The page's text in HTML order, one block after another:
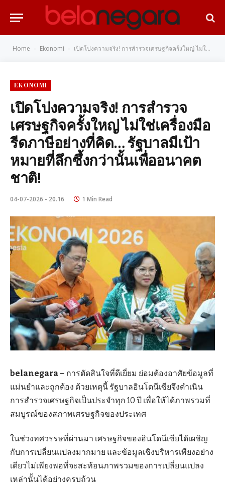
Home - Ekonomi - เปิดโปงความจริง! การสำรวจเศรษฐกิจครั้งใหญ่ ไม่ใช่เครื่องมือรีดภาษีอย่างที่คิด… รัฐบาลมีเป้าหมายที่ลึกซึ้งกว่านั้นเพื่ออนาคตชาติ!
EKONOMI
เปิดโปงความจริง! การสำรวจ
เศรษฐกิจครั้งใหญ่ ไม่ใช่เครื่องมือ
รีดภาษีอย่างที่คิด… รัฐบาลมีเป้า
หมายที่ลึกซึ้งกว่านั้นเพื่ออนาคต
ชาติ!
04-07-2026 - 20.16 1 Min Read
belanegara – การตัดสินใจที่ดีเยี่ยม ย่อมต้องอาศัยข้อมูลที่
แม่นยำและถูกต้อง ด้วยเหตุนี้ รัฐบาลอินโดนีเซียจึงดำเนิน
การสำรวจเศรษฐกิจเป็นประจำทุก 10 ปี เพื่อให้ได้ภาพรวมที่
สมบูรณ์ของสภาพเศรษฐกิจของประเทศ
ในช่วงทศวรรษที่ผ่านมา เศรษฐกิจของอินโดนีเซียได้เผชิญ
กับการเปลี่ยนแปลงมากมาย และข้อมูลเชิงบริหารเพียงอย่าง
เดียวไม่เพียงพอที่จะสะท้อนภาพรวมของการเปลี่ยนแปลง
เหล่านั้นได้อย่างครบถ้วน